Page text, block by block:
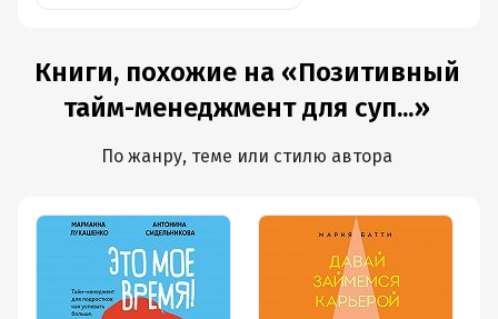
Книги, похожие на «Позитивный
тайм-менеджмент для суп...»
По жанру, теме или стилю автора